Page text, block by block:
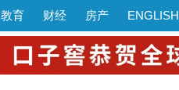
教育 财经 房产 ENGLISH